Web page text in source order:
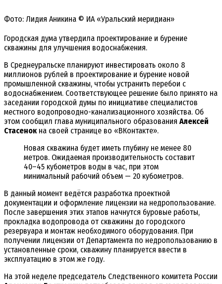
Фото: Лидия Аникина © ИА «Уральский меридиан»
Городская дума утвердила проектирование и бурение
скважины для улучшения водоснабжения.
В Среднеуральске планируют инвестировать около 8
миллионов рублей в проектирование и бурение новой
промышленной скважины, чтобы устранить перебои с
водоснабжением. Соответствующее решение было принято на
заседании городской думы по инициативе специалистов
местного водопроводно-канализационного хозяйства. Об
этом сообщил глава муниципального образования Алексей
Стасенокна своей странице во «ВКонтакте».
Новая скважина будет иметь глубину не менее 80
метров. Ожидаемая производительность составит
40–45 кубометров воды в час, при этом
минимальный рабочий объем — 20 кубометров.
В данный момент ведётся разработка проектной
документации и оформление лицензии на недропользование.
После завершения этих этапов начнутся буровые работы,
прокладка водопровода от скважины до городского
резервуара и монтаж необходимого оборудования. При
получении лицензии от Департамента по недропользованию в
установленные сроки, скважину планируется ввести в
эксплуатацию в этом же году.
На этой неделе председатель Следственного комитета России